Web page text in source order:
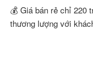
💰 Giá bán rẻ chỉ 220
thương lượng với